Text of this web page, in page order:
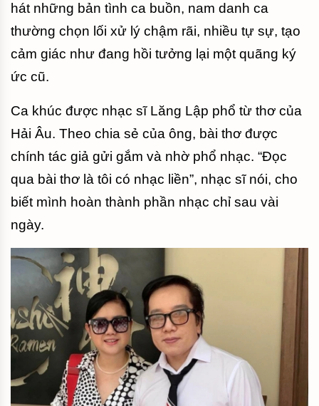
hát những bản tình ca buồn, nam danh ca
thường chọn lối xử lý chậm rãi, nhiều tự sự, tạo
cảm giác như đang hồi tưởng lại một quãng ký
ức cũ.
Ca khúc được nhạc sĩ Lăng Lập phổ từ thơ của
Hải Âu. Theo chia sẻ của ông, bài thơ được
chính tác giả gửi gắm và nhờ phổ nhạc. “Đọc
qua bài thơ là tôi có nhạc liền”, nhạc sĩ nói, cho
biết mình hoàn thành phần nhạc chỉ sau vài
ngày.